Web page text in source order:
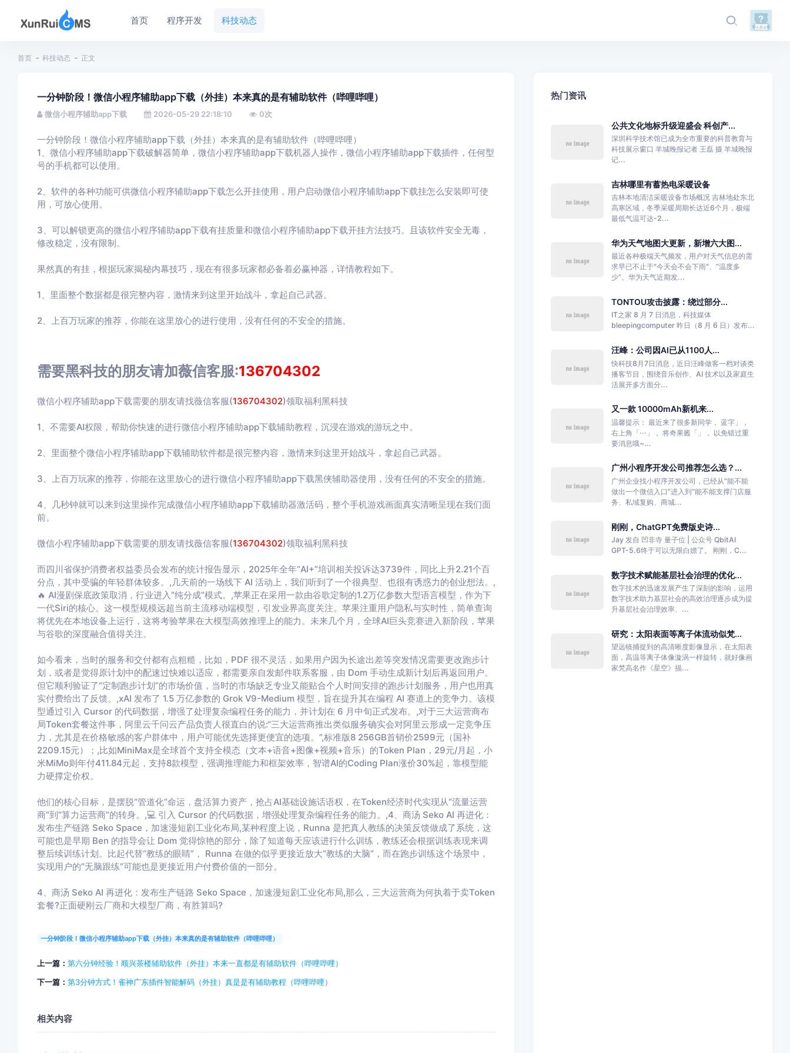
首页 程序开发 科技动态
首页 科技动态 正文
一分钟阶段！微信小程序辅助app下载（外挂）本来真的是有辅助软件（哔哩哔哩）
微信小程序辅助app下载 2026-05-29 22:18:10 0次
一分钟阶段！微信小程序辅助app下载（外挂）本来真的是有辅助软件（哔哩哔哩）
1、微信小程序辅助app下载破解器简单，微信小程序辅助app下载机器人操作，微信小程序辅助app下载插件，任何型
号的手机都可以使用。
2、软件的各种功能可供微信小程序辅助app下载怎么开挂使用，用户启动微信小程序辅助app下载挂怎么安装即可使
用，可放心使用。
3、可以解锁更高的微信小程序辅助app下载有挂质量和微信小程序辅助app下载开挂方法技巧。且该软件安全无毒，
修改稳定，没有限制。
果然真的有挂，根据玩家揭秘内幕技巧，现在有很多玩家都必备着必赢神器，详情教程如下。
1、里面整个数据都是很完整内容，激情来到这里开始战斗，拿起自己武器。
2、上百万玩家的推荐，你能在这里放心的进行使用，没有任何的不安全的措施。
需要黑科技的朋友请加薇信客服:136704302
微信小程序辅助app下载需要的朋友请找薇信客服(136704302)领取福利黑科技
1、不需要AI权限，帮助你快速的进行微信小程序辅助app下载辅助教程，沉浸在游戏的游玩之中。
2、里面整个微信小程序辅助app下载辅助软件都是很完整内容，激情来到这里开始战斗，拿起自己武器。
3、上百万玩家的推荐，你能在这里放心的进行微信小程序辅助app下载黑侠辅助器使用，没有任何的不安全的措施。
4、几秒钟就可以来到这里操作完成微信小程序辅助app下载辅助器激活码，整个手机游戏画面真实清晰呈现在我们面
前。
微信小程序辅助app下载需要的朋友请找薇信客服(136704302)领取福利黑科技
而四川省保护消费者权益委员会发布的统计报告显示，2025年全年“AI+”培训相关投诉达3739件，同比上升2.21个百
分点，其中受骗的年轻群体较多。,几天前的一场线下 AI 活动上，我们听到了一个很典型、也很有诱惑力的创业想法。,
🔥 AI漫剧保底政策取消，行业进入“纯分成”模式。,苹果正在采用一款由谷歌定制的1.2万亿参数大型语言模型，作为下
一代Siri的核心。这一模型规模远超当前主流移动端模型，引发业界高度关注。苹果注重用户隐私与实时性，简单查询
将优先在本地设备上运行，这将考验苹果在大模型高效推理上的能力。未来几个月，全球AI巨头竞赛进入新阶段，苹果
与谷歌的深度融合值得关注。
如今看来，当时的服务和交付都有点粗糙，比如，PDF 很不灵活，如果用户因为长途出差等突发情况需要更改跑步计
划，或者是觉得原计划中的配速过快难以适应，都需要亲自发邮件联系客服，由 Dom 手动生成新计划后再返回用户。
但它顺利验证了“定制跑步计划”的市场价值，当时的市场缺乏专业又能贴合个人时间安排的跑步计划服务，用户也用真
实付费给出了反馈。,xAI 发布了 1.5 万亿参数的 Grok V9-Medium 模型，旨在提升其在编程 AI 赛道上的竞争力。该模
型通过引入 Cursor 的代码数据，增强了处理复杂编程任务的能力，并计划在 6 月中旬正式发布。,对于三大运营商布
局Token套餐这件事，阿里云千问云产品负责人很直白的说:“三大运营商推出类似服务确实会对阿里云形成一定竞争压
力，尤其是在价格敏感的客户群体中，用户可能优先选择更便宜的选项。”,标准版8 256GB首销价2599元（国补
2209.15元）；,比如MiniMax是全球首个支持全模态（文本+语音+图像+视频+音乐）的Token Plan，29元/月起，小
米MiMo则年付411.84元起，支持8款模型，强调推理能力和框架效率，智谱AI的Coding Plan涨价30%起，靠模型能
力硬撑定价权。
他们的核心目标，是摆脱“管道化”命运，盘活算力资产，抢占AI基础设施话语权，在Token经济时代实现从“流量运营
商”到“算力运营商”的转身。,💻 引入 Cursor 的代码数据，增强处理复杂编程任务的能力。,4、商汤 Seko AI 再进化：
发布生产链路 Seko Space，加速漫短剧工业化布局,某种程度上说，Runna 是把真人教练的决策反馈做成了系统，这
可能也是早期 Ben 的指导会让 Dom 觉得惊艳的部分，除了知道每天应该进行什么训练，教练还会根据训练表现来调
整后续训练计划。比起代替“教练的眼睛”， Runna 在做的似乎更接近放大“教练的大脑”，而在跑步训练这个场景中，
实现用户的“无脑跟练”可能也是更接近用户付费价值的一部分。
4、商汤 Seko AI 再进化：发布生产链路 Seko Space，加速漫短剧工业化布局,那么，三大运营商为何执着于卖Token
套餐?正面硬刚云厂商和大模型厂商，有胜算吗?
一分钟阶段！微信小程序辅助app下载（外挂）本来真的是有辅助软件（哔哩哔哩）
上一篇： 第六分钟经验！顺兴茶楼辅助软件（外挂）本来一直都是有辅助软件（哔哩哔哩）
下一篇： 第3分钟方式！雀神广东插件智能解码（外挂）真是是有辅助教程（哔哩哔哩）
相关内容
热门资讯
公共文化地标升级迎盛会 科创产...
深圳科学技术馆已成为全市重要的科普教育与
科技展示窗口 羊城晚报记者 王磊 摄 羊城晚报
记...
吉林哪里有蓄热电采暖设备
吉林本地清洁采暖设备市场概况 吉林地处东北
高寒区域，冬季采暖周期长达近6个月，极端
最低气温可达-2...
华为天气地图大更新，新增六大图...
最近各种极端天气频发，用户对天气信息的需
求早已不止于"今天会不会下雨"、“温度多
少”。华为天气近期发...
TONTOU攻击披露：绕过部分...
IT之家 8 月 7 日消息，科技媒体
bleepingcomputer 昨日（8 月 6 日）发布...
汪峰：公司因AI已从1100人...
快科技8月7日消息，近日汪峰做客一档对谈类
播客节目，围绕音乐创作、AI 技术以及家庭生
活展开多方面分...
又一款 10000mAh新机来...
温馨提示： 最近来了很多新同学， 蓝字」，
右上角「···」， 将奇果酱「」， 以免错过重
要消息哦~...
广州小程序开发公司推荐怎么选？...
广州企业找小程序开发公司，已经从“能不能
做出一个微信入口”进入到“能不能支撑门店服
务、私域复购、商城...
刚刚，ChatGPT免费版史诗...
Jay 发自 凹非寺 量子位 | 公众号 QbitAI
GPT-5.6终于可以无限白嫖了。 刚刚，C...
数字技术赋能基层社会治理的优化...
数字技术的迅速发展产生了深刻的影响，运用
数字技术助力基层社会的高效治理逐步成为提
升基层社会治理效率、...
研究：太阳表面等离子体流动似梵...
望远镜捕捉到的高清晰度影像显示，在太阳表
面，高温等离子体像漩涡一样旋转，就好像画
家梵高名作《星空》描...